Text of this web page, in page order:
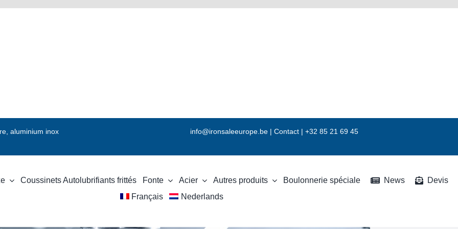
aluminium inox info@ironsaleeurope.be| Contact | +32 85 21 69 45
Coussinets Autolubrifiants frittés Fonte Acier Autres produits Boulonnerie spéciale News
Devis
Français
Nederlands